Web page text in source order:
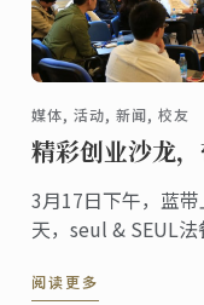
媒体, 活动, 新闻, 校友
精彩创业沙龙
3月17日下午，蓝
天，seul & SEUL
Hotels & Resorts的
阅读更多